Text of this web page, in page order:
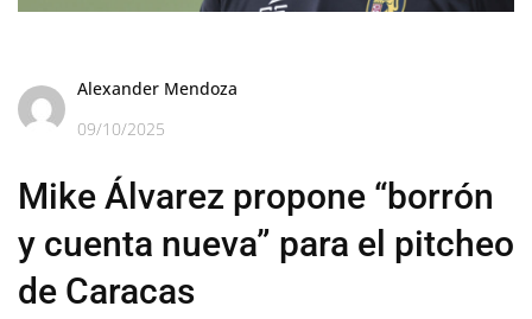
Alexander Mendoza
09/10/2025
Mike Álvarez propone “borrón
y cuenta nueva” para el pitcheo
de Caracas